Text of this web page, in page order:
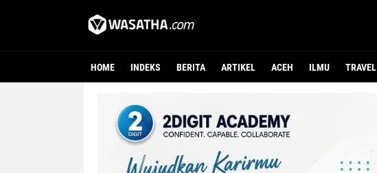
HOME INDEKS BERITA ARTIKEL ACEH ILMU TRAVEL